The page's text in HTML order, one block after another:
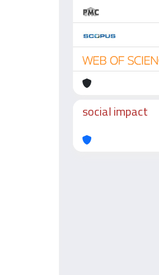
social impact